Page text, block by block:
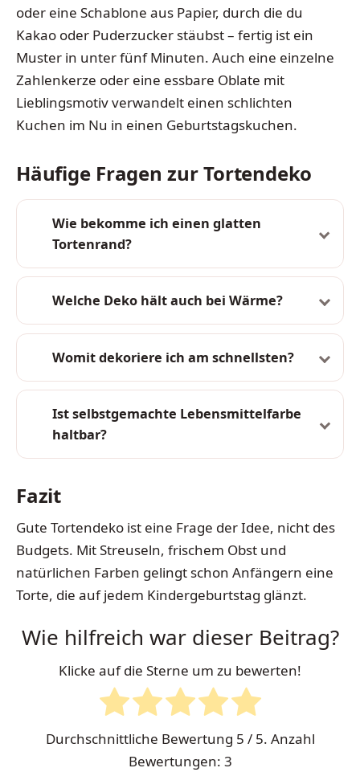
oder eine Schablone aus Papier, durch die du
Kakao oder Puderzucker stäubst – fertig ist ein
Muster in unter fünf Minuten. Auch eine einzelne
Zahlenkerze oder eine essbare Oblate mit
Lieblingsmotiv verwandelt einen schlichten
Kuchen im Nu in einen Geburtstagskuchen.
Häufige Fragen zur Tortendeko
Wie bekomme ich einen glatten
Tortenrand?
Welche Deko hält auch bei Wärme?
Womit dekoriere ich am schnellsten?
Ist selbstgemachte Lebensmittelfarbe
haltbar?
Fazit
Gute Tortendeko ist eine Frage der Idee, nicht des
Budgets. Mit Streuseln, frischem Obst und
natürlichen Farben gelingt schon Anfängern eine
Torte, die auf jedem Kindergeburtstag glänzt.
Wie hilfreich war dieser Beitrag?
Klicke auf die Sterne um zu bewerten!
Durchschnittliche Bewertung 5 / 5. Anzahl
Bewertungen: 3